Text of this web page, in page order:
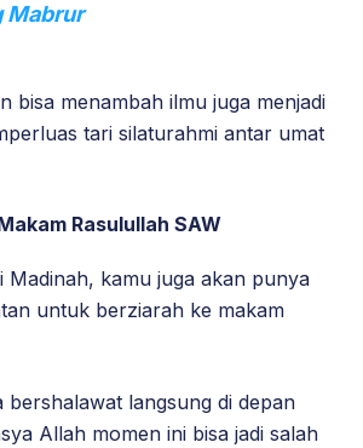
Mabrur
bisa menambah ilmu juga menjadi
tari silaturahmi antar umat
Rasulullah SAW
Madinah, kamu juga akan punya
untuk berziarah ke makam
bershalawat langsung di depan
Allah momen ini bisa jadi salah